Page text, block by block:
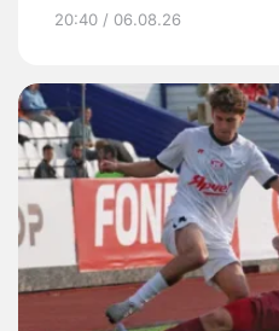
20:40 / 06.08.26